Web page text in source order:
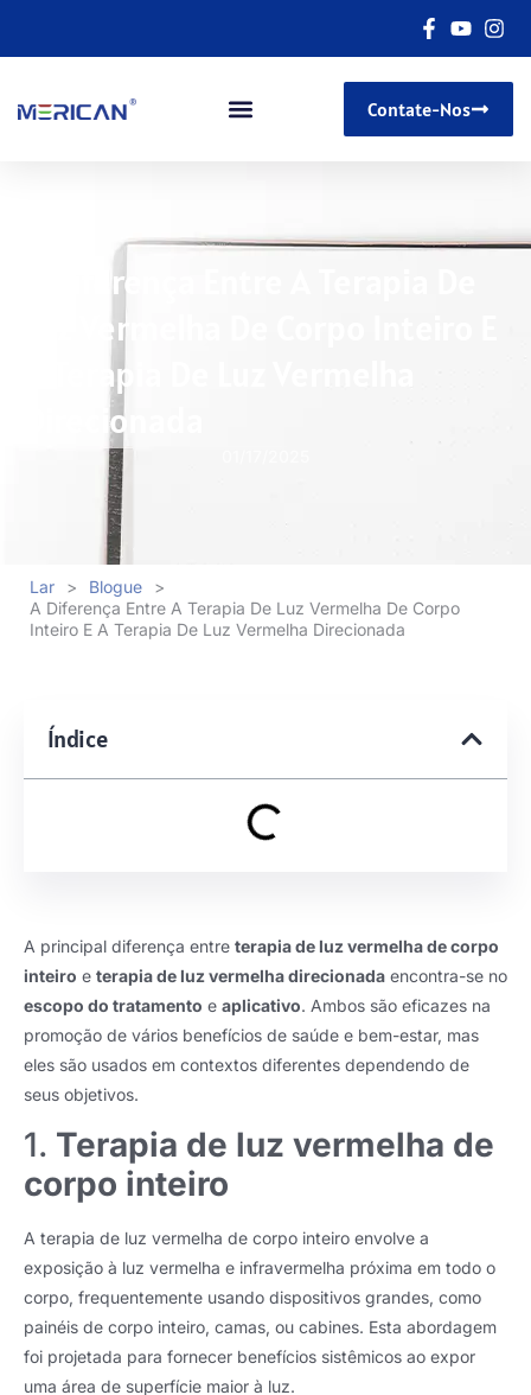
Contate-Nos
A Diferença Entre A Terapia De
Luz Vermelha De Corpo Inteiro E
A Terapia De Luz Vermelha
Direcionada
Lar > Blogue
>
A Diferença Entre A Terapia De Luz Vermelha De Corpo
Inteiro E A Terapia De Luz Vermelha Direcionada
Índice
A principal diferença entre terapia de luz vermelha de corpo
inteiro e terapia de luz vermelha direcionada encontra-se no
escopo do tratamento e aplicativo. Ambos são eficazes na
promoção de vários benefícios de saúde e bem-estar, mas
eles são usados ​​em contextos diferentes dependendo de
seus objetivos.
1. Terapia de luz vermelha de
corpo inteiro
A terapia de luz vermelha de corpo inteiro envolve a
exposição à luz vermelha e infravermelha próxima em todo o
corpo, frequentemente usando dispositivos grandes, como
painéis de corpo inteiro, camas, ou cabines. Esta abordagem
foi projetada para fornecer benefícios sistêmicos ao expor
uma área de superfície maior à luz.